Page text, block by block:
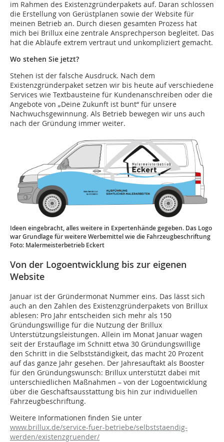
im Rahmen des Existenzgründerpakets auf. Daran schlossen
die Erstellung von Gerüstplanen sowie der Website für
meinen Betrieb an. Durch diesen gesamten Prozess hat
mich bei Brillux eine zentrale Ansprechperson begleitet. Das
hat die Abläufe extrem vertraut und unkompliziert gemacht.
Wo stehen Sie jetzt?
Stehen ist der falsche Ausdruck. Nach dem
Existenzgründerpaket setzen wir bis heute auf verschiedene
Services wie Textbausteine für Kundenanschreiben oder die
Angebote von „Deine Zukunft ist bunt“ für unsere
Nachwuchsgewinnung. Als Betrieb bewegen wir uns auch
nach der Gründung immer weiter.
Ideen eingebracht, alles weitere in Expertenhände gegeben. Das Logo
war Grundlage für weitere Werbemittel wie die Fahrzeugbeschriftung
Foto: Malermeisterbetrieb Eckert
Von der Logoentwicklung bis zur eigenen
Website
Januar ist der Gründermonat Nummer eins. Das lässt sich
auch an den Zahlen des Existenzgründerpakets von Brillux
ablesen: Pro Jahr entscheiden sich mehr als 150
Gründungswillige für die Nutzung der Brillux
Unterstützungsleistungen. Allein im Monat Januar wagen
seit der Erstauflage im Schnitt etwa 30 Gründungswillige
den Schritt in die Selbstständigkeit, das macht 20 Prozent
auf das ganze Jahr gesehen. Der Jahresauftakt als Booster
für den Gründungswunsch: Brillux unterstützt dabei mit
unterschiedlichen Maßnahmen – von der Logoentwicklung
über die Geschäftsausstattung bis hin zur individuellen
Fahrzeugbeschriftung.
Weitere Informationen finden Sie unter
www.brillux.de/service-fuer-betriebe/selbststaendig-
werden/existenzgruender/